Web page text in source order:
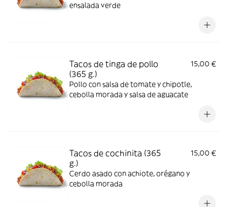
ensalada verde
Tacos de tinga de pollo
(365 g.)
15,00 €
Pollo con salsa de tomate y chipotle,
cebolla morada y salsa de aguacate
Tacos de cochinita (365
g.)
15,00 €
Cerdo asado con achiote, orégano y
cebolla morada